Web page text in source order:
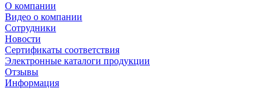
О компании
Видео о компании
Сотрудники
Новости
Сертификаты соответствия
Электронные каталоги продукции
Отзывы
Информация